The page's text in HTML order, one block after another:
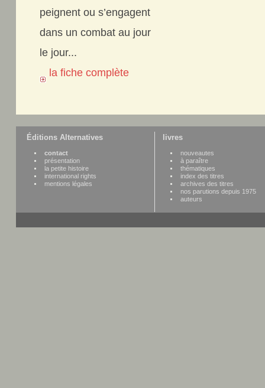
peignent ou s’engagent
dans un combat au jour
le jour...
la fiche complète
Éditions Alternatives
contact
présentation
la petite histoire
international rights
mentions légales
livres
nouveautes
à paraître
thématiques
index des titres
archives des titres
nos parutions depuis 1975
auteurs